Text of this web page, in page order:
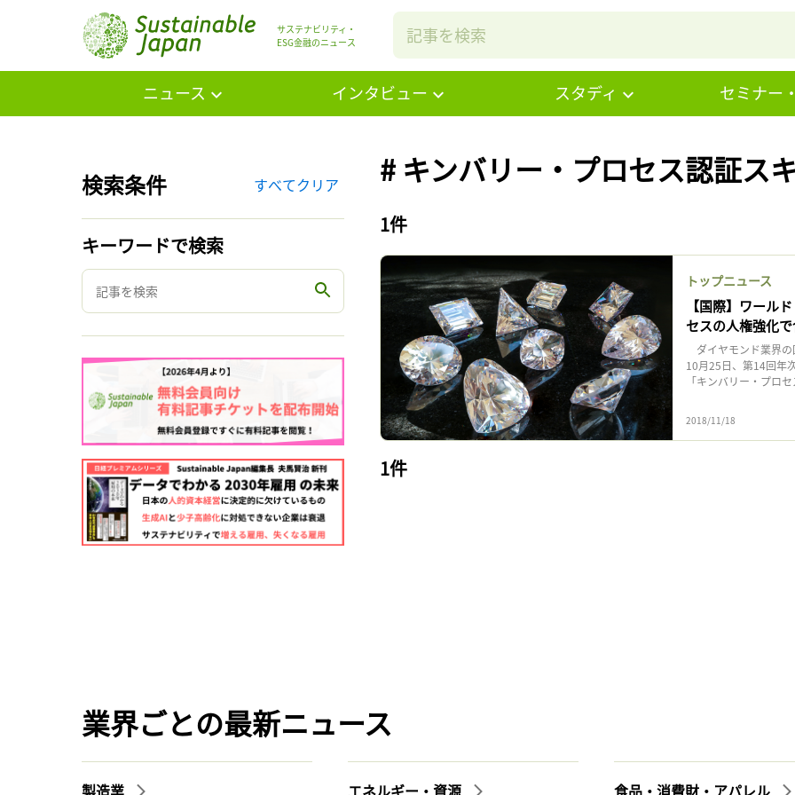
サステナビリティ・
ESG金融のニュース
ニュース インタビュー スタディ セミナー
検索条件 すべてクリア
キーワードで検索
# キンバリー・プロセス認証ス
1件
トップニュース
【国際】ワール
セスの人権強化
ダイヤモンド業界の
10月25日、第14回年
「キンバリー・プロ
2018/11/18
1件
業界ごとの最新ニュース